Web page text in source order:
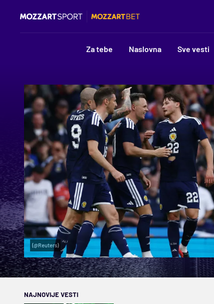
Za tebe Naslovna Sve vesti
(@Reuters)
NAJNOVIJE VESTI